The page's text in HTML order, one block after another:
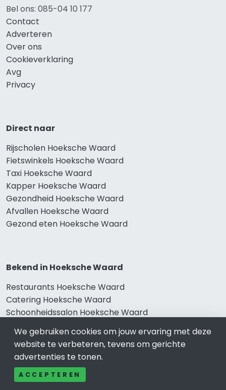
Bel ons: 085-04 10 177
Contact
Adverteren
Over ons
Cookieverklaring
Avg
Privacy
Direct naar
Rijscholen Hoeksche Waard
Fietswinkels Hoeksche Waard
Taxi Hoeksche Waard
Kapper Hoeksche Waard
Gezondheid Hoeksche Waard
Afvallen Hoeksche Waard
Gezond eten Hoeksche Waard
Bekend in Hoeksche Waard
Restaurants Hoeksche Waard
Catering Hoeksche Waard
Schoonheidssalon Hoeksche Waard
Loodgieters Hoeksche Waard
Stukadoorsbedrijf Hoeksche Waard
Verhuisbedrijf Hoeksche Waard
We gebruiken cookies om jouw ervaring met deze
website te verbeteren, tevens om gerichte
advertenties te tonen.
ACCEPTEREN